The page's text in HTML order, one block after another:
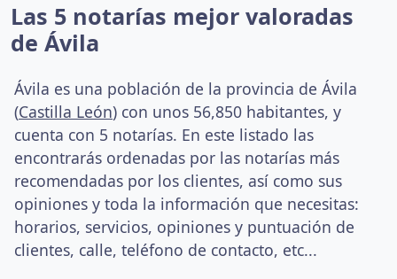
Las 5 notarías mejor valoradas
de Ávila
Ávila es una población de la provincia de Ávila
(Castilla León) con unos 56,850 habitantes, y
cuenta con 5 notarías. En este listado las
encontrarás ordenadas por las notarías más
recomendadas por los clientes, así como sus
opiniones y toda la información que necesitas:
horarios, servicios, opiniones y puntuación de
clientes, calle, teléfono de contacto, etc...